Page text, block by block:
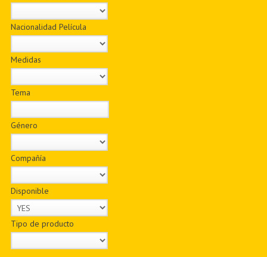
Nacionalidad Película
Medidas
Tema
Género
Compañía
Disponible
Tipo de producto